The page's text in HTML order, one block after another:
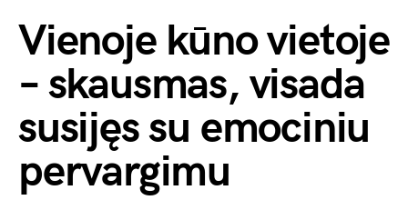
Vienoje kūno vietoje
– skausmas, visada
susijęs su emociniu
pervargimu